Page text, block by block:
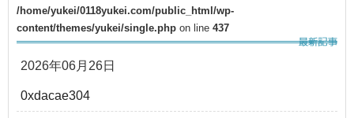
/home/yukei/0118yukei.com/public_html/wp-
content/themes/yukei/single.php on line 437
2026年06月26日
0xdacae304